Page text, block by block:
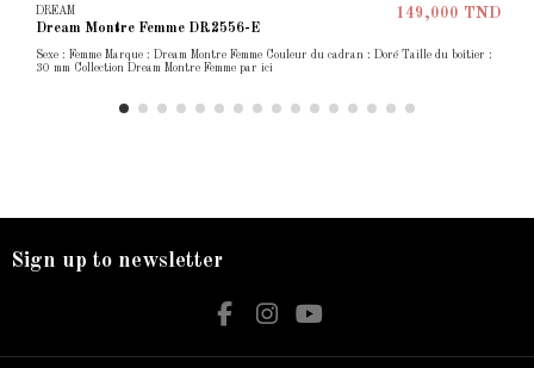
DREAM
Dream Montre Femme DR2556-E
149,000 TND
Sexe : Femme Marque : Dream Montre Femme Couleur du cadran : Doré Taille du boîtier :
30 mm Collection Dream Montre Femme par ici
Sign up to newsletter